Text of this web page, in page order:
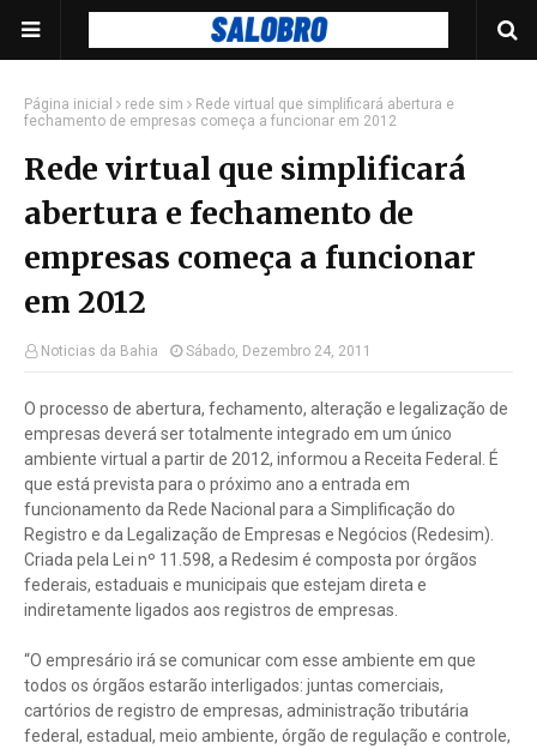
Página inicial rede sim
Rede virtual que simplificará abertura e
fechamento de empresas começa a funcionar em 2012
Rede virtual que simplificará
abertura e fechamento de
empresas começa a funcionar
em 2012
Noticias da Bahia Sábado, Dezembro 24, 2011
O processo de abertura, fechamento, alteração e legalização de
empresas deverá ser totalmente integrado em um único
ambiente virtual a partir de 2012, informou a Receita Federal. É
que está prevista para o próximo ano a entrada em
funcionamento da Rede Nacional para a Simplificação do
Registro e da Legalização de Empresas e Negócios (Redesim).
Criada pela Lei nº 11.598, a Redesim é composta por órgãos
federais, estaduais e municipais que estejam direta e
indiretamente ligados aos registros de empresas.
“O empresário irá se comunicar com esse ambiente em que
todos os órgãos estarão interligados: juntas comerciais,
cartórios de registro de empresas, administração tributária
federal, estadual, meio ambiente, órgão de regulação e controle,